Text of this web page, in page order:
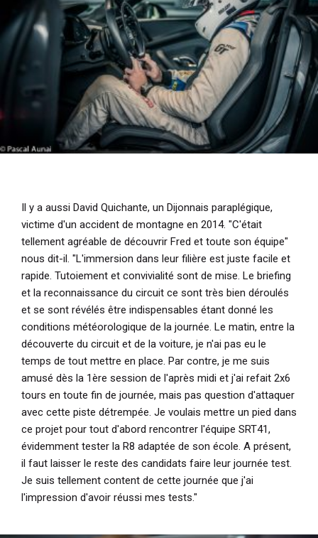
Il y a aussi David Quichante, un Dijonnais paraplégique,
victime d'un accident de montagne en 2014. "C'était
tellement agréable de découvrir Fred et toute son équipe"
nous dit-il. "L'immersion dans leur filière est juste facile et
rapide. Tutoiement et convivialité sont de mise. Le briefing
et la reconnaissance du circuit ce sont très bien déroulés
et se sont révélés être indispensables étant donné les
conditions météorologique de la journée. Le matin, entre la
découverte du circuit et de la voiture, je n'ai pas eu le
temps de tout mettre en place. Par contre, je me suis
amusé dès la 1ère session de l'après midi et j'ai refait 2x6
tours en toute fin de journée, mais pas question d'attaquer
avec cette piste détrempée. Je voulais mettre un pied dans
ce projet pour tout d'abord rencontrer l'équipe SRT41,
évidemment tester la R8 adaptée de son école. A présent,
il faut laisser le reste des candidats faire leur journée test.
Je suis tellement content de cette journée que j'ai
l'impression d'avoir réussi mes tests."